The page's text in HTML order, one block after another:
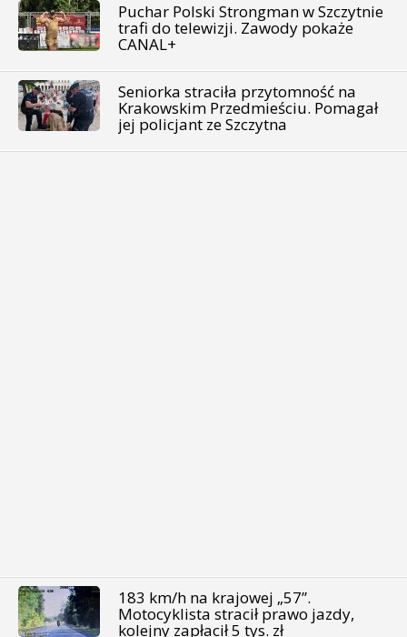
Puchar Polski Strongman w Szczytnie
trafi do telewizji. Zawody pokaże
CANAL+
Seniorka straciła przytomność na
Krakowskim Przedmieściu. Pomagał
jej policjant ze Szczytna
183 km/h na krajowej „57”.
Motocyklista stracił prawo jazdy,
kolejny zapłacił 5 tys. zł